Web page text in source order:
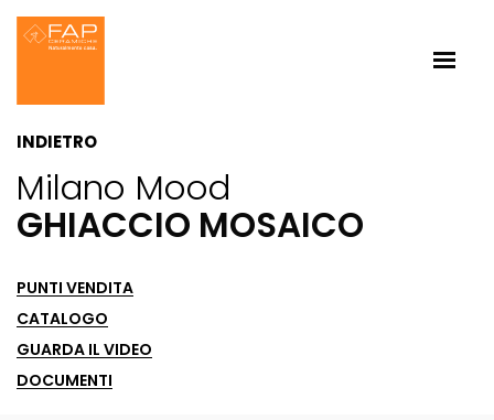
INDIETRO
Milano Mood
GHIACCIO MOSAICO
PUNTI VENDITA
CATALOGO
GUARDA IL VIDEO
DOCUMENTI